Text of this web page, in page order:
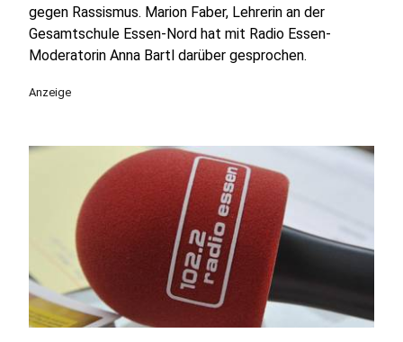
gegen Rassismus. Marion Faber, Lehrerin an der
Gesamtschule Essen-Nord hat mit Radio Essen-
Moderatorin Anna Bartl darüber gesprochen.
Anzeige